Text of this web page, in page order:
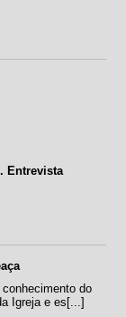
Entrevista
do
Igreja e es[...]